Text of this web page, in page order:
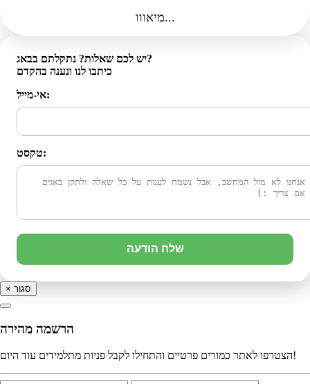
מיאווו...
יש לכם שאלות? נתקלתם בבאג?
כיתבו לנו ונענה בהקדם
אי-מייל:
טקסט:
שלח הודעה
× סגור
הרשמה מהירה
הצטרפו לאתר כמורים פרטיים והתחילו לקבל פניות מתלמידים עוד היום!